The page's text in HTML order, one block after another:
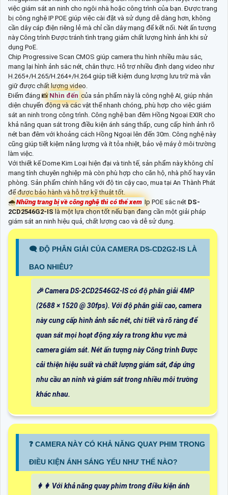
việc giám sát an ninh cho ngôi nhà hoặc công trình của bạn. Được trang
bị công nghệ IP POE giúp việc cài đặt và sử dụng dễ dàng hơn, không
cần dây cáp điện riêng lẻ mà chỉ cần dây mạng để kết nối. Nét ấn tượng
này Công trình Được tránh tình trạng giảm chất lượng hình ảnh khi sử
dụng PoE.
Chip Progressive Scan CMOS giúp camera thu hình nhiều màu sắc,
mang lại hình ảnh sắc nét, chân thực. Hỗ trợ nhiều định dạng video như
H.265+/H.265/H.264+/H.264 giúp tiết kiệm dung lượng lưu trữ mà vẫn
giữ được chất lượng video.
Điểm đáng 📸 Nhìn đến của sản phẩm này là công nghệ AI, giúp nhận
diện chuyển động và các vật thể nhanh chóng, phù hợp cho việc giám
sát an ninh trong công trình. Công nghệ ban đêm Hồng Ngoại EXIR cho
khả năng quan sát trong điều kiện ánh sáng thấp, cung cấp hình ảnh rõ
nét ban đêm với khoảng cách Hồng Ngoại lên đến 30m. Công nghệ này
cũng giúp tiết kiệm năng lượng và ít tỏa nhiệt, bảo vệ máy ở môi trường
làm việc.
Với thiết kế Dome Kim Loại hiện đại và tinh tế, sản phẩm này không chỉ
mang tính chuyên nghiệp mà còn phù hợp cho căn hộ, nhà phố hay văn
phòng. Sản phẩm chính hãng với độ tin cậy cao, mua tại An Thành Phát
để được bảo hành và hỗ trợ kỹ thuật tốt.
🌧️Những trang bị về công nghệ thì có thể xem Ip POE sắc nét DS-
2CD2546G2-ISlà một lựa chọn tốt nếu bạn đang cần một giải pháp
giám sát an ninh hiệu quả, chất lượng cao và dễ sử dụng.
🗨️ ĐỘ PHÂN GIẢI CỦA CAMERA DS-CD2G2-IS LÀ
BAO NHIÊU?
️🎉 Camera DS-2CD2546G2-IS có độ phân giải 4MP
(2688 × 1520 @ 30fps). Với độ phân giải cao, camera
này cung cấp hình ảnh sắc nét, chi tiết và rõ ràng để
quan sát mọi hoạt động xảy ra trong khu vực mà
camera giám sát. Nét ấn tượng này Công trình Được
cải thiện hiệu suất và chất lượng giám sát, đáp ứng
nhu cầu an ninh và giám sát trong nhiều môi trường
khác nhau.
️❓ CAMERA NÀY CÓ KHẢ NĂNG QUAY PHIM TRONG
ĐIỀU KIỆN ÁNH SÁNG YẾU NHƯ THẾ NÀO?
️👩‍👩 Với khả năng quay phim trong điều kiện ánh